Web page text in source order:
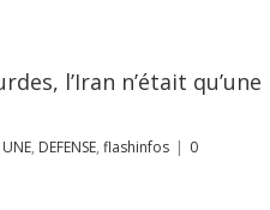
l’Iran n’était qu’une
, DEFENSE, flashinfos | 0